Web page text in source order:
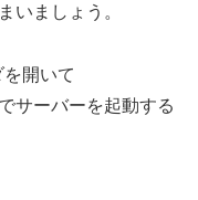
いましょう。
開いて
サーバーを起動する